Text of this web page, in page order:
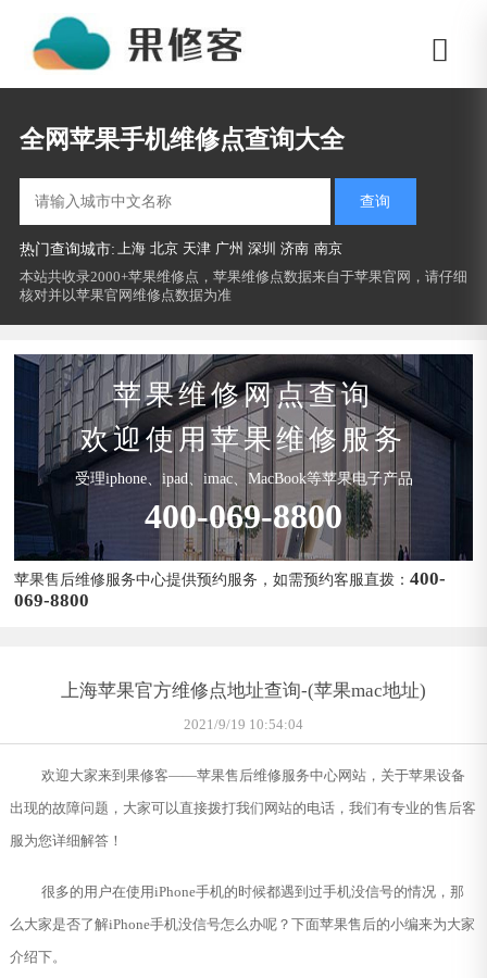
全网苹果手机维修点查询大全
查询
热门查询城市: 上海 北京 天津 广州 深圳 济南 南京
本站共收录2000+苹果维修点，苹果维修点数据来自于苹果官网，请仔细
核对并以苹果官网维修点数据为准
苹果维修网点查询
欢迎使用苹果维修服务
受理iphone、ipad、imac、MacBook等苹果电子产品
400-069-8800
苹果售后维修服务中心提供预约服务，如需预约客服直拨：400-
069-8800
上海苹果官方维修点地址查询-(苹果mac地址)
2021/9/19 10:54:04
欢迎大家来到果修客——苹果售后维修服务中心网站，关于苹果设备
出现的故障问题，大家可以直接拨打我们网站的电话，我们有专业的售后客
服为您详细解答！
很多的用户在使用iPhone手机的时候都遇到过手机没信号的情况，那
么大家是否了解iPhone手机没信号怎么办呢？下面苹果售后的小编来为大家
介绍下。